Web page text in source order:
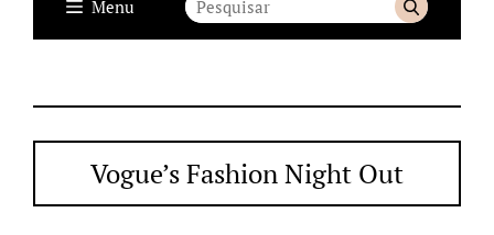
Menu
Vogue’s Fashion Night Out